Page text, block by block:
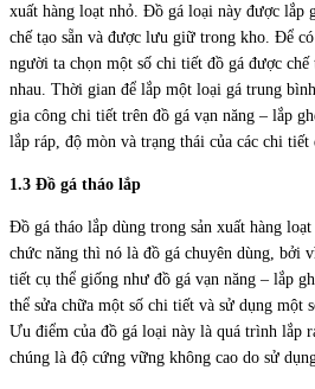
xuất hàng loạt nhỏ. Đồ gá loại này được lắp
chế tạo sẵn và được lưu giữ trong kho. Để
người ta chọn một số chi tiết đồ gá được chế
nhau. Thời gian để lắp một loại gá trung
gia công chi tiết trên đồ gá vạn năng – lắp
lắp ráp, độ mòn và trạng thái của các chi tiết
1.3 Đồ gá tháo lắp
Đồ gá tháo lắp dùng trong sản xuất hàng
chức năng thì nó là đồ gá chuyên dùng, bởi
tiết cụ thể giống như đồ gá vạn năng – lắp
thể sửa chữa một số chi tiết và sử dụng một
Ưu điểm của đồ gá loại này là quá trình lắp
chúng là độ cứng vững không cao do sử